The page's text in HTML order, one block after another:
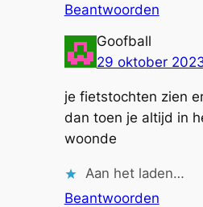
Beantwoorden
Goofball
29 oktober
je fietstochten zien
dan toen je altijd in
woonde
Aan het laden…
Beantwoorden